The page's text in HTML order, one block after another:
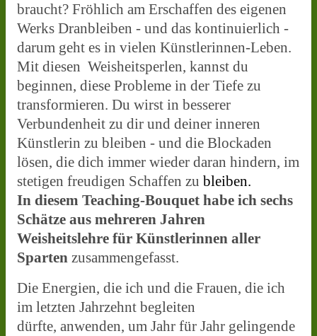
braucht? Fröhlich am Erschaffen des eigenen
Werks Dranbleiben - und das kontinuierlich -
darum geht es in vielen Künstlerinnen-Leben.
Mit diesen Weisheitsperlen, kannst du
beginnen, diese Probleme in der Tiefe zu
transformieren. Du wirst in besserer
Verbundenheit zu dir und deiner inneren
Künstlerin zu bleiben - und die Blockaden
lösen, die dich immer wieder daran hindern, im
stetigen freudigen Schaffen zu bleiben.
In diesem Teaching-Bouquet habe ich sechs
Schätze aus mehreren Jahren
Weisheitslehre für Künstlerinnen aller
Sparten zusammengefasst.
Die Energien, die ich und die Frauen, die ich
im letzten Jahrzehnt begleiten
dürfte, anwenden, um Jahr für Jahr gelingende